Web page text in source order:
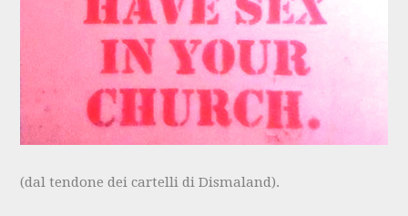
(dal tendone dei cartelli di Dismaland).